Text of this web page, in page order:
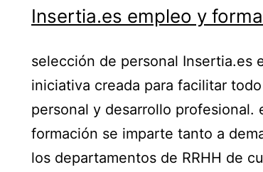
Insertia.es empleo y
selección de personal Insertia.es
iniciativa creada para facilitar
personal y desarrollo profesional.
formación se imparte tanto a
los departamentos de RRHH de